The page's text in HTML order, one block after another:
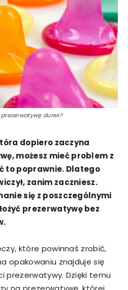
prezerwatywę durex?
dopiero zaczyna
możesz mieć problem z
to poprawnie. Dlatego
zanim zaczniesz.
się z poszczególnymi
prezerwatywę bez
które powinnaś zrobić,
opakowaniu znajduje się
prezerwatywy. Dzięki temu